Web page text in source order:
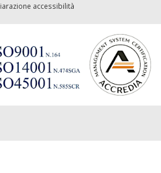
accessibilità